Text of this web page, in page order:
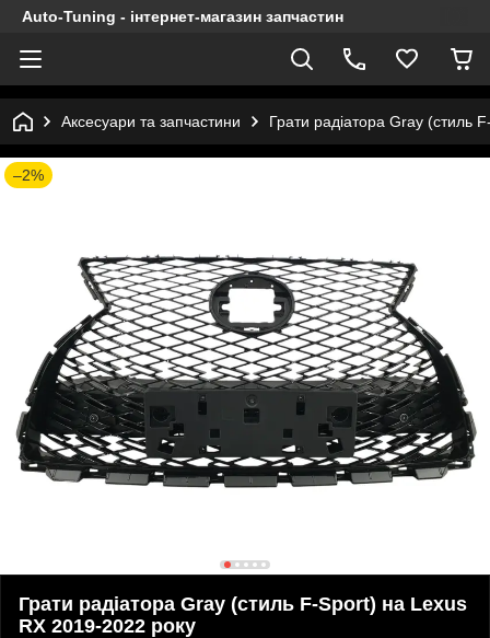
Auto-Tuning - інтернет-магазин запчастин
Аксесуари та запчастини Грати радіатора Gray (стиль
–2%
Грати радіатора Gray (стиль F-Sport) на Lexus
RX 2019-2022 року